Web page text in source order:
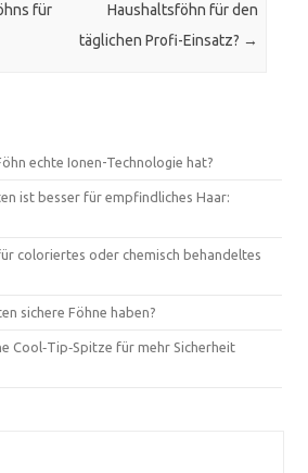
für
Haushaltsföhn für den
täglichen Profi-Einsatz? →
echte Ionen-Technologie hat?
ist besser für empfindliches Haar:
coloriertes oder chemisch behandeltes
sichere Föhne haben?
Cool‑Tip‑Spitze für mehr Sicherheit